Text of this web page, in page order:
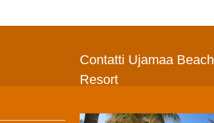
Contatti Ujamaa Beach
Resort